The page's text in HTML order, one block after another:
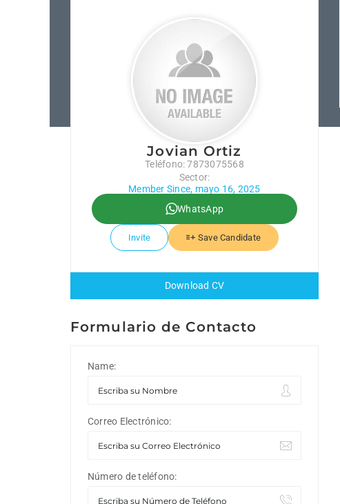
Jovian Ortiz
Teléfono: 7873075568
Sector:
Member Since, mayo 16, 2025
WhatsApp
Invite Save Candidate
Download CV
Formulario de Contacto
Name:
Correo Electrónico:
Número de teléfono: